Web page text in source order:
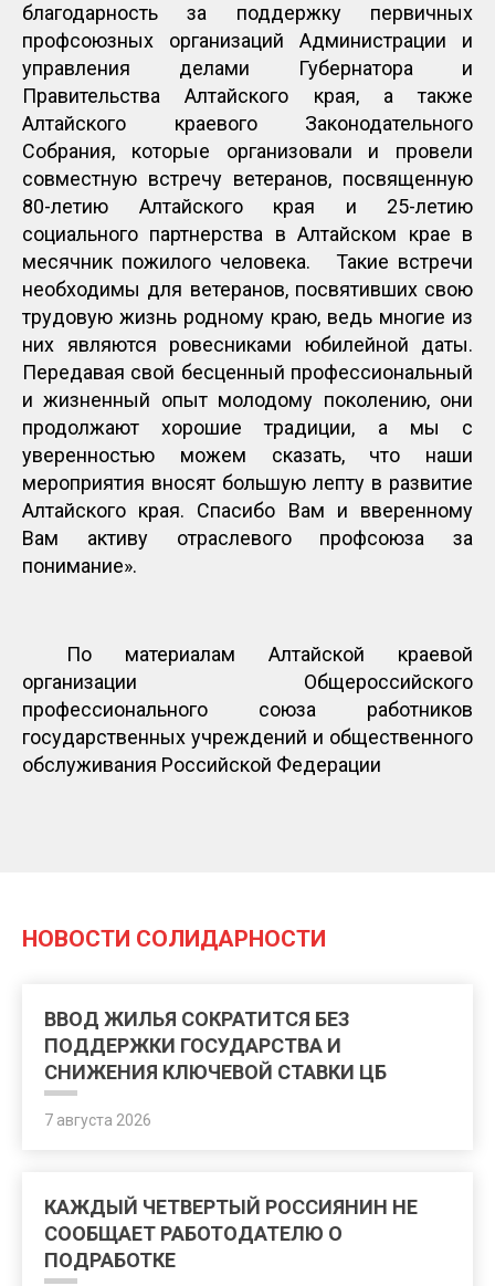
благодарность за поддержку первичных
профсоюзных организаций Администрации и
управления делами Губернатора и
Правительства Алтайского края, а также
Алтайского краевого Законодательного
Собрания, которые организовали и провели
совместную встречу ветеранов, посвященную
80-летию Алтайского края и 25-летию
социального партнерства в Алтайском крае в
месячник пожилого человека. Такие встречи
необходимы для ветеранов, посвятивших свою
трудовую жизнь родному краю, ведь многие из
них являются ровесниками юбилейной даты.
Передавая свой бесценный профессиональный
и жизненный опыт молодому поколению, они
продолжают хорошие традиции, а мы с
уверенностью можем сказать, что наши
мероприятия вносят большую лепту в развитие
Алтайского края. Спасибо Вам и вверенному
Вам активу отраслевого профсоюза за
понимание».
По материалам Алтайской краевой
организации Общероссийского
профессионального союза работников
государственных учреждений и общественного
обслуживания Российской Федерации
НОВОСТИ СОЛИДАРНОСТИ
ВВОД ЖИЛЬЯ СОКРАТИТСЯ БЕЗ
ПОДДЕРЖКИ ГОСУДАРСТВА И
СНИЖЕНИЯ КЛЮЧЕВОЙ СТАВКИ ЦБ
7 августа 2026
КАЖДЫЙ ЧЕТВЕРТЫЙ РОССИЯНИН НЕ
СООБЩАЕТ РАБОТОДАТЕЛЮ О
ПОДРАБОТКЕ